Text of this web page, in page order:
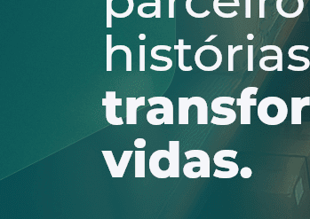
Estratégia
conjunta
estados do